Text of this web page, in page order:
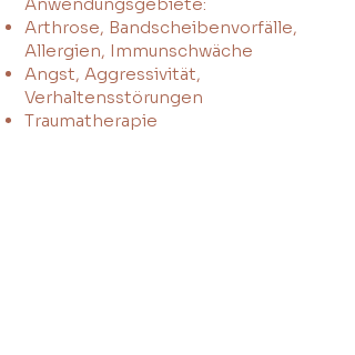
Arthrose, Bandscheibenvorfälle,
Allergien, Immunschwäche
Angst, Aggressivität,
Verhaltensstörungen
Traumatherapie